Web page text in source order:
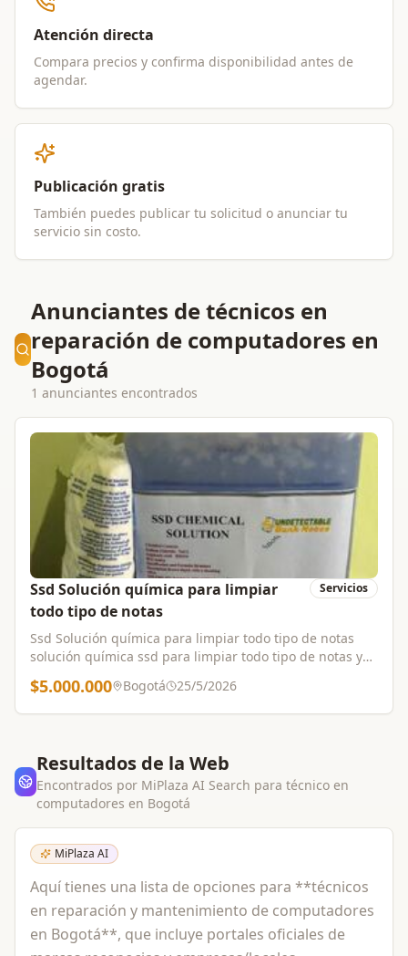
Atención directa
Compara precios y confirma disponibilidad antes de
agendar.
Publicación gratis
También puedes publicar tu solicitud o anunciar tu
servicio sin costo.
Anunciantes de técnicos en
reparación de computadores en
Bogotá
1 anunciantes encontrados
Ssd Solución química para limpiar
todo tipo de notas
Servicios
Ssd Solución química para limpiar todo tipo de notas
solución química ssd para limpiar todo tipo de notas y
proporcionamos un técnico para ayudarlo a limpiar las
notas WhatsApp: +33758287219 Email:
$5.000.000 Bogotá 25/5/2026
Resultados de la Web
Encontrados por MiPlaza AI Search paratécnico en
computadores en Bogotá
MiPlaza AI
Aquí tienes una lista de opciones para **técnicos
en reparación y mantenimiento de computadores
en Bogotá**, que incluye portales oficiales de